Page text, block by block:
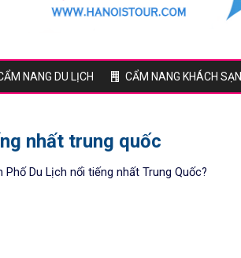
NANG DU LỊCH CẨM NANG KHÁCH SẠN
nhất trung quốc
Phố Du Lịch nổi tiếng nhất Trung Quốc?